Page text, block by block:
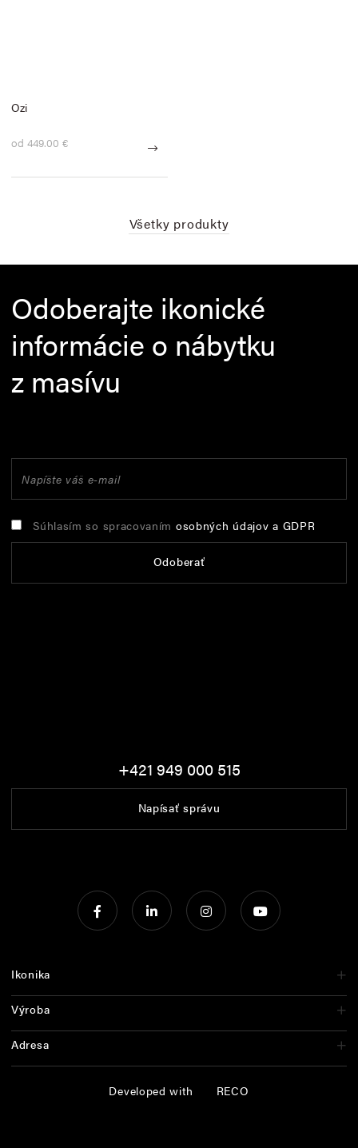
Ozi
od 449.00 €
Všetky produkty
Odoberajte ikonické
informácie o nábytku
z masívu
Súhlasím so spracovaním osobných údajov a GDPR
Odoberať
Ikonika
Výroba
Adresa
+421 949 000 515
Napísať správu
Developed with RECO